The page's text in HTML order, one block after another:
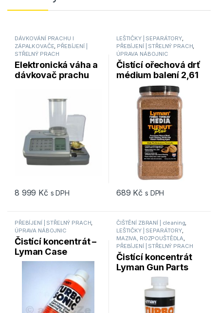
DÁVKOVÁNÍ PRACHU I
ZÁPALKOVAČE PŘEBÍJENÍ |
STŘELNÝ PRACH
Elektronická váha a
dávkovač prachu
8 999 Kč s DPH
LEŠTIČKY | SEPARÁTORY
PŘEBÍJENÍ | STŘELNÝ PRACH
ÚPRAVA NÁBOJNIC
Čistící ořechová drť
médium balení 2,61
kg Lyman Turbo
Tufnut Media
689 Kč s DPH
PŘEBÍJENÍ | STŘELNÝ PRACH
ÚPRAVA NÁBOJNIC
Čistící koncentrát –
Lyman Case
Cleaning Solution
ČIŠTĚNÍ ZBRANÍ | cleaning
LEŠTIČKY | SEPARÁTORY
MAZIVA, ROZPOUŠTĚDLA
PŘEBÍJENÍ | STŘELNÝ PRACH
Čistící koncentrát
Lyman Gun Parts
Cleaning Solution